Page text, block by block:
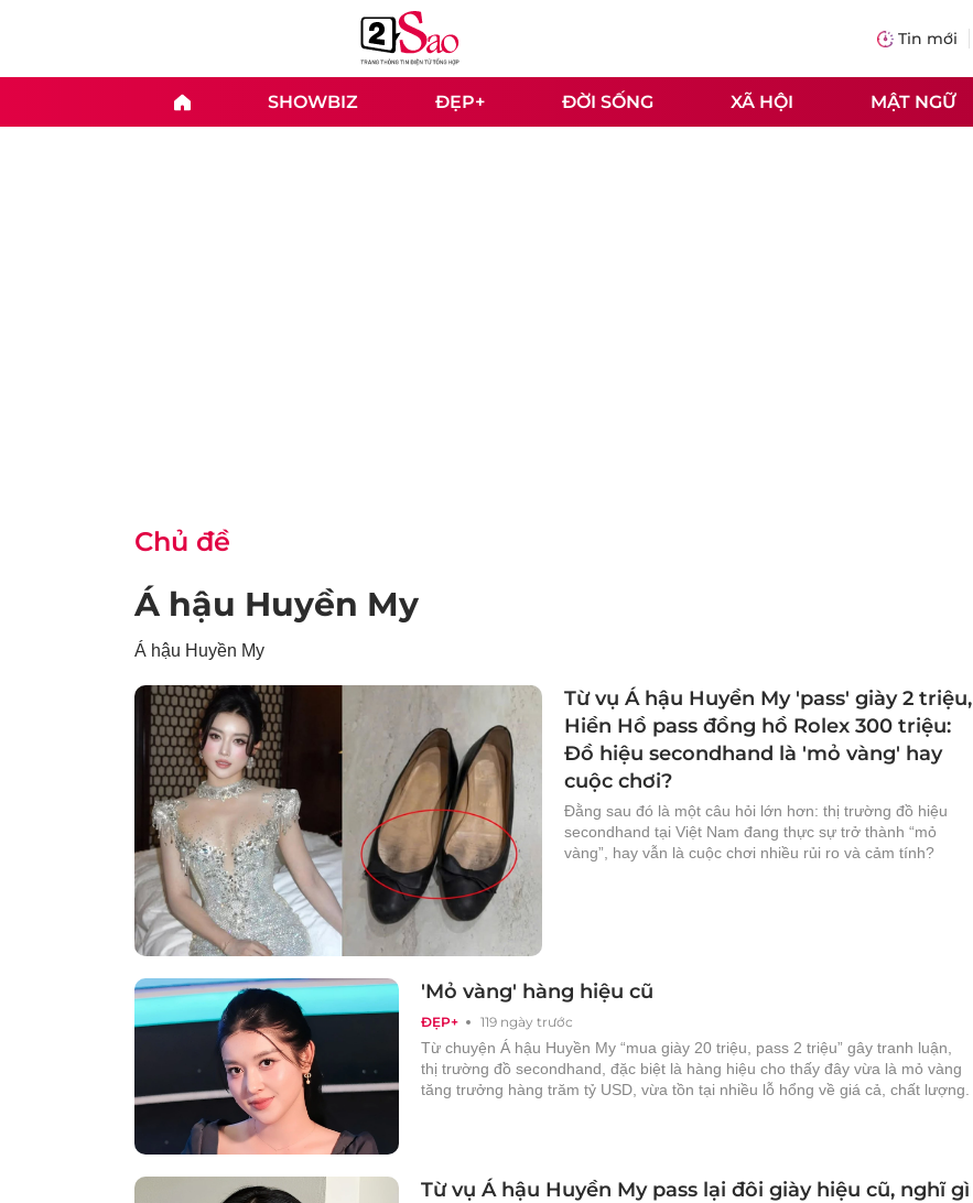
Tin mới
SHOWBIZ ĐẸP+ ĐỜI SỐNG XÃ HỘI MẬT NGỮ
Chủ đề
Á hậu Huyền My
Á hậu Huyền My
Từ vụ Á hậu Huyền My 'pass' giày 2 triệu,
Hiền Hồ pass đồng hồ Rolex 300 triệu:
Đồ hiệu secondhand là 'mỏ vàng' hay
cuộc chơi?
Đằng sau đó là một câu hỏi lớn hơn: thị trường đồ hiệu
secondhand tại Việt Nam đang thực sự trở thành “mỏ
vàng”, hay vẫn là cuộc chơi nhiều rủi ro và cảm tính?
ĐẸP+ 119 ngày trước
'Mỏ vàng' hàng hiệu cũ
Từ chuyện Á hậu Huyền My “mua giày 20 triệu, pass 2 triệu” gây tranh luận,
thị trường đồ secondhand, đặc biệt là hàng hiệu cho thấy đây vừa là mỏ vàng
tăng trưởng hàng trăm tỷ USD, vừa tồn tại nhiều lỗ hổng về giá cả, chất lượng.
Từ vụ Á hậu Huyền My pass lại đôi giày hiệu cũ, nghĩ gì